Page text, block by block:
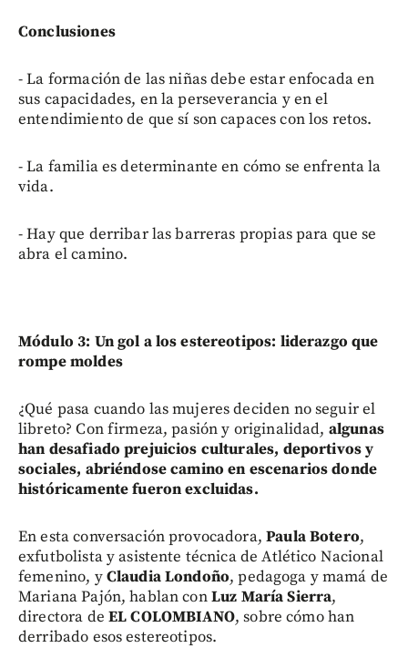
Conclusiones
- La formación de las niñas debe estar enfocada en
sus capacidades, en la perseverancia y en el
entendimiento de que sí son capaces con los retos.
- La familia es determinante en cómo se enfrenta la
vida.
- Hay que derribar las barreras propias para que se
abra el camino.
Módulo 3: Un gol a los estereotipos: liderazgo que
rompe moldes
¿Qué pasa cuando las mujeres deciden no seguir el
libreto? Con firmeza, pasión y originalidad, algunas
han desafiado prejuicios culturales, deportivos y
sociales, abriéndose camino en escenarios donde
históricamente fueron excluidas.
En esta conversación provocadora,Paula Botero,
exfutbolista y asistente técnica de Atlético Nacional
femenino, yClaudia Londoño, pedagoga y mamá de
Mariana Pajón, hablan conLuz María Sierra,
directora de EL COLOMBIANO, sobre cómo han
derribado esos estereotipos.